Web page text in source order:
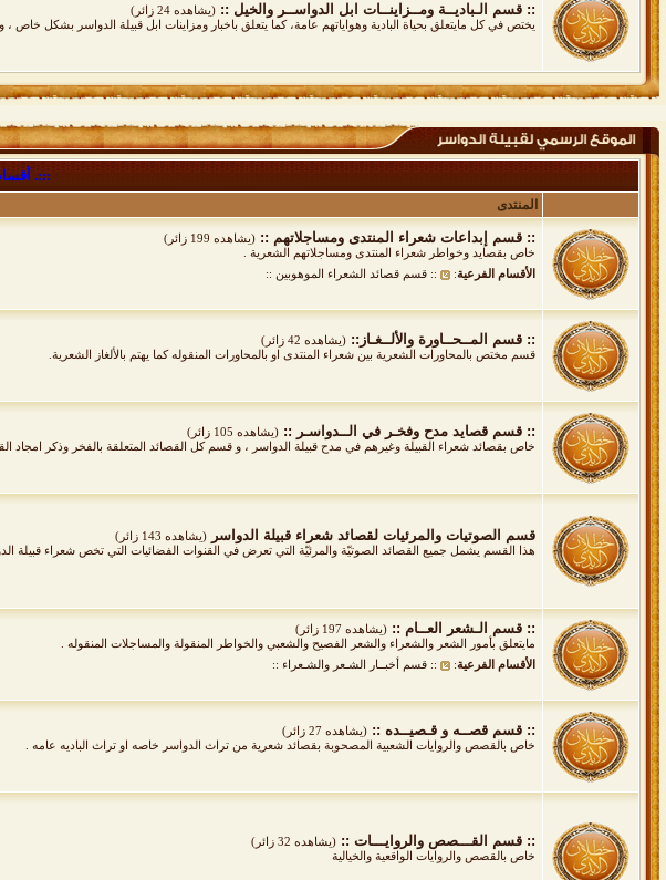
:: قسم الـباديــة ومــزاينــات ابل الدواســر والخيل :: (يشاهده 24 زائر)
يختص في كل مايتعلق بحياة البادية وهواياتهم عامة، كما يتعلق باخبار ومزاينات ابل قبيلة الدواسر بشكل خاص ،
:::.
المنتدى
:: قسم إبداعات شعراء المنتدى ومساجلاتهم :: (يشاهده 199 زائر)
خاص بقصايد وخواطر شعراء المنتدى ومساجلاتهم الشعرية .
الأقسام الفرعية: :: قسم قصائد الشعراء الموهوبين ::
:: قسم المــحــاورة والألــغـاز:: (يشاهده 42 زائر)
قسم مختص بالمحاورات الشعرية بين شعراء المنتدى او بالمحاورات المنقوله كما يهتم بالألغاز الشعرية.
:: قسم قصايد مدح وفخـر في الــدواسـر :: (يشاهده 105 زائر)
خاص بقصائد شعراء القبيلة وغيرهم في مدح قبيلة الدواسر ، و قسم كل القصائد المتعلقة بالفخر وذكر امجاد
قسم الصوتيات والمرئيات لقصائد شعراء قبيلة الدواسر
(يشاهده 143 زائر)
هذا القسم يشمل جميع القصائد الصوتيّة والمرئيّة التي تعرض في القنوات الفضائيات التي تخص شعراء قبيلة
:: قسم الـشعر العــام :: (يشاهده 197 زائر)
مايتعلق بأمور الشعر والشعراء والشعر الفصيح والشعبي والخواطر المنقولة والمساجلات المنقوله .
الأقسام الفرعية: :: قسم أخبــار الشـعر والشـعراء ::
:: قسم قصــه و قـصيــده :: (يشاهده 27 زائر)
خاص بالقصص والروايات الشعبية المصحوبة بقصائد شعرية من تراث الدواسر خاصه او تراث الباديه عامه .
:: قسم القـــصص والروايـــات :: (يشاهده 32 زائر)
خاص بالقصص والروايات الواقعية والخيالية